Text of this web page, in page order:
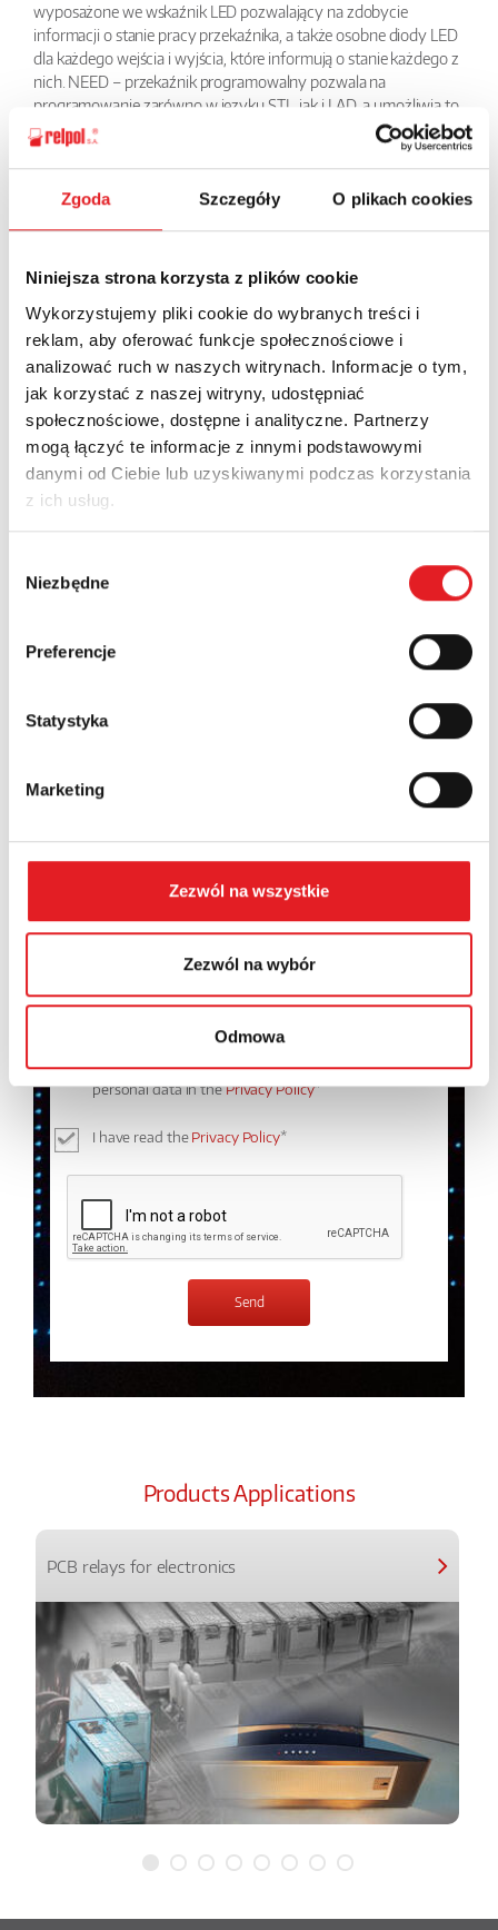
Zgoda Szczegóły O plikach cookies
Niniejsza strona korzysta z plików cookie
Wykorzystujemy pliki cookie do wybranych treści i
reklam, aby oferować funkcje społecznościowe i
analizować ruch w naszych witrynach. Informacje o tym,
jak korzystać z naszej witryny, udostępniać
społecznościowe, dostępne i analityczne. Partnerzy
mogą łączyć te informacje z innymi podstawowymi
danymi od Ciebie lub uzyskiwanymi podczas korzystania
z ich usług.
zgody
Niezbędne
Preferencje
Statystyka
Marketing
Zezwól na wszystkie
Zezwól na wybór
Odmowa
wyposażone we wskaźnik LED pozwalający na zdobycie
informacji o stanie pracy przekaźnika, a także osobne diody LED
dla każdego wejścia i wyjścia, które informują o stanie każdego z
nich. NEED – przekaźnik programowalny pozwala na
programowanie zarówno w języku STL, jak i LAD, a umożliwia to
darmowy program PC NEED.
Przekaźnik ten znajduje szerokie zastosowanie w przemyśle, ale i
nie tylko. Z powodzeniem stosowany jest np. w sterowaniu
schodami, pompami, oświetleniem itp.
Ask for the details of the offer
Country:
I consent to the processing of my personal data by
Relpol S.A. More information on the processing of
personal data in thePrivacy Policy*
I have read thePrivacy Policy*
Products Applications
PCB relays for electronics